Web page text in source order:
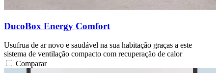
DucoBox Energy Comfort
Usufrua de ar novo e saudável na sua habitação graças a este
sistema de ventilação compacto com recuperação de calor
Comparar